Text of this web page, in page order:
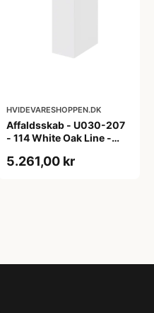
HVIDEVARESHOPPEN.DK
Affaldsskab - U030-207
- 114 White Oak Line -
5.261,00 kr